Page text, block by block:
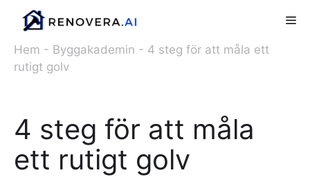
Hoppa
innehåll
Hem - Byggakademin - 4 steg för att måla ett
rutigt golv
4 steg för att måla
ett rutigt golv